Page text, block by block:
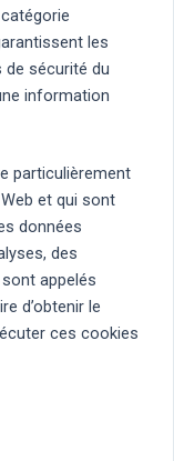
les
sécurité du
information
particulièrement
et qui sont
données
des
appelés
d’obtenir le
ces cookies